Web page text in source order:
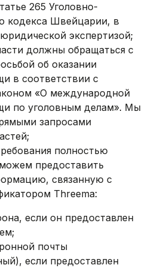
265 Уголовно-
кодекса Швейцарии, в
экспертизой;
должны обращаться с
об оказании
в соответствии с
«О международной
по уголовным делам». Мы
запросами
полностью
предоставить
связанную с
Threema:
если он предоставлен
почты
если предоставлен